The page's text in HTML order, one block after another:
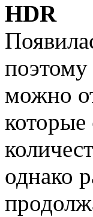
HDR
поэтому
можно
однако